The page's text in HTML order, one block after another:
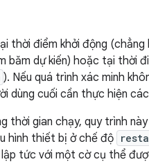
thời điểm khởi động (chẳng
băm dự kiến) hoặc tại thời
). Nếu quá trình xác minh
dùng cuối cần thực hiện
thời gian chạy, quy trình
hình thiết bị ở chế độ
tức với một cờ cụ thể